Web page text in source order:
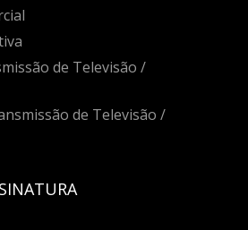
de Televisão /
de Televisão /